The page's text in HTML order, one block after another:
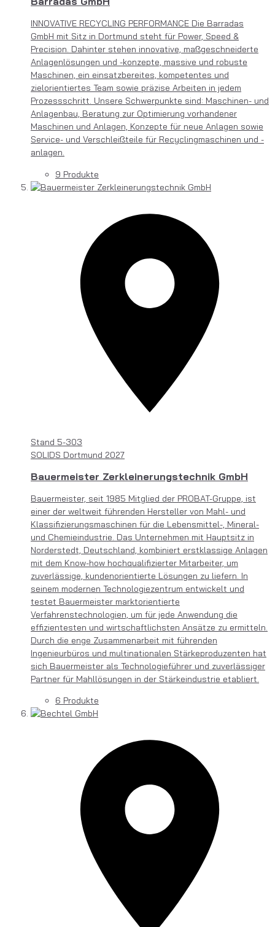
INNOVATIVE RECYCLING PERFORMANCE Die Barradas
GmbH mit Sitz in Dortmund steht für Power, Speed &
Precision. Dahinter stehen innovative, maßgeschneiderte
Anlagenlösungen und -konzepte, massive und robuste
Maschinen, ein einsatzbereites, kompetentes und
zielorientiertes Team sowie präzise Arbeiten in jedem
Prozessschritt. Unsere Schwerpunkte sind: Maschinen- und
Anlagenbau, Beratung zur Optimierung vorhandener
Maschinen und Anlagen, Konzepte für neue Anlagen sowie
Service- und Verschleißteile für Recyclingmaschinen und -
anlagen.
9 Produkte
Stand 5-303
SOLIDS Dortmund 2027
Bauermeister Zerkleinerungstechnik GmbH
Bauermeister, seit 1985 Mitglied der PROBAT-Gruppe, ist
einer der weltweit führenden Hersteller von Mahl- und
Klassifizierungsmaschinen für die Lebensmittel-, Mineral-
und Chemieindustrie. Das Unternehmen mit Hauptsitz in
Norderstedt, Deutschland, kombiniert erstklassige Anlagen
mit dem Know-how hochqualifizierter Mitarbeiter, um
zuverlässige, kundenorientierte Lösungen zu liefern. In
seinem modernen Technologiezentrum entwickelt und
testet Bauermeister marktorientierte
Verfahrenstechnologien, um für jede Anwendung die
effizientesten und wirtschaftlichsten Ansätze zu ermitteln.
Durch die enge Zusammenarbeit mit führenden
Ingenieurbüros und multinationalen Stärkeproduzenten hat
sich Bauermeister als Technologieführer und zuverlässiger
Partner für Mahllösungen in der Stärkeindustrie etabliert.
6 Produkte